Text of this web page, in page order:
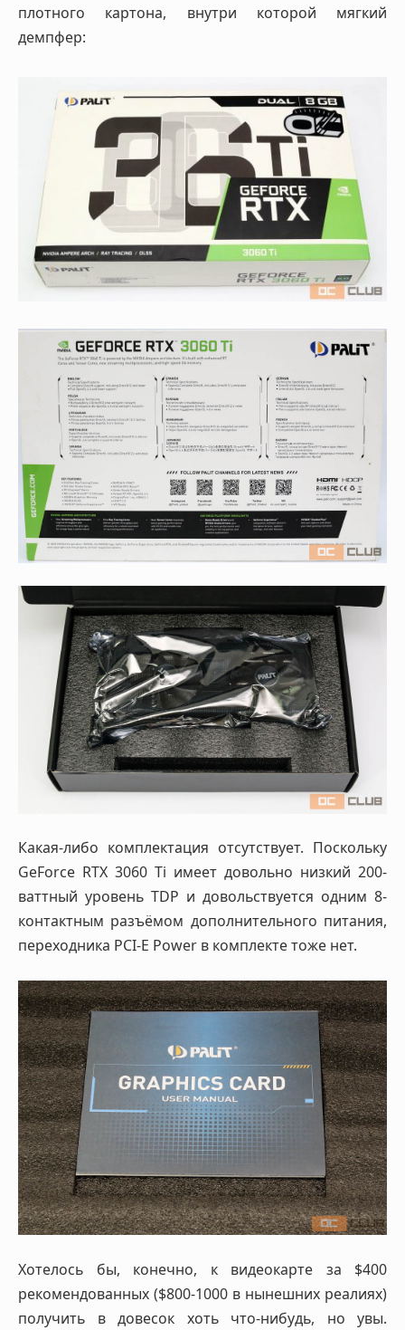
плотного картона, внутри которой мягкий
демпфер:
Какая-либо комплектация отсутствует. Поскольку
GeForce RTX 3060 Ti имеет довольно низкий 200-
ваттный уровень TDP и довольствуется одним 8-
контактным разъёмом дополнительного питания,
переходника PCI-E Power в комплекте тоже нет.
Хотелось бы, конечно, к видеокарте за $400
рекомендованных ($800-1000 в нынешних реалиях)
получить в довесок хоть что-нибудь, но увы.